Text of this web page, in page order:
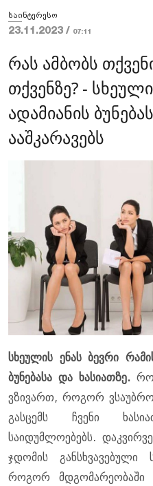
საინტერესო
23.11.2023 / 07:11
რას ამბობს
თქვენზე? -
ადამიანის
ააშკარავებს
სხეულის ენას ბევრი
ბუნებასა და ხასიათზე.
ვზივართ, როგორ
გასცემს ჩვენი
საიდუმლოებებს.
ჯდომის
როგორ მდგომარეობაში